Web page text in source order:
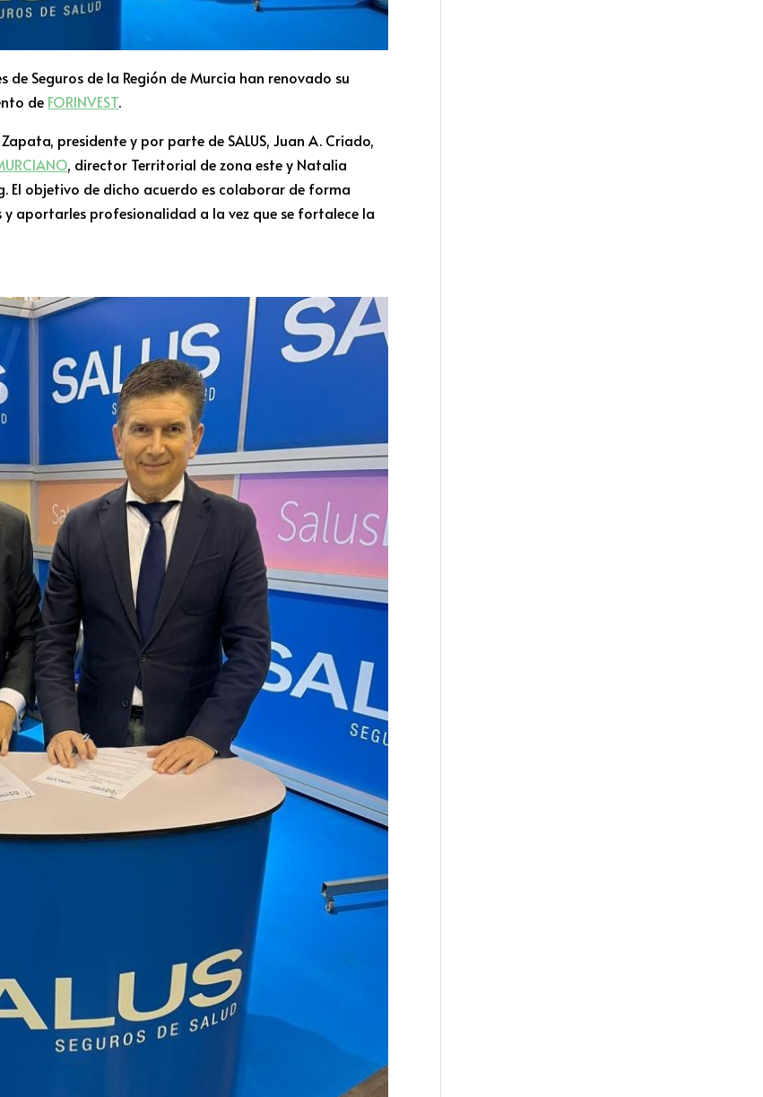
de Seguros de la Región de Murcia han renovado su
de FORINVEST.
presidente y por parte de SALUS, Juan A. Criado,
, director Territorial de zona este y Natalia
El objetivo de dicho acuerdo es colaborar de forma
aportarles profesionalidad a la vez que se fortalece la